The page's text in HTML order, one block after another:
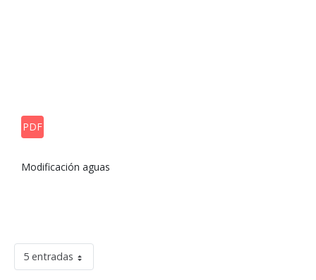
PDF
Modificación aguas
5 entradas